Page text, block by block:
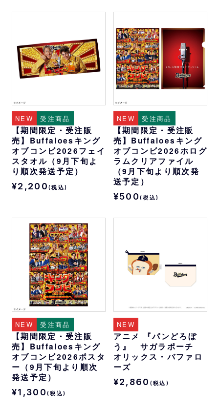
NEW 受注商品
【期間限定・受注販
売】Buffaloesキング
オブコンビ2026フェイ
スタオル（9月下旬よ
り順次発送予定）
¥2,200 (税込)
NEW 受注商品
【期間限定・受注販
売】Buffaloesキング
オブコンビ2026ホログ
ラムクリアファイル
（9月下旬より順次発
送予定）
¥500(税込)
NEW 受注商品
【期間限定・受注販
売】Buffaloesキング
オブコンビ2026ポスタ
ー（9月下旬より順次
発送予定）
¥1,300 (税込)
NEW
アニメ 『パンどろぼ
う』 サガラポーチ
オリックス・バファロ
ーズ
¥2,860 (税込)